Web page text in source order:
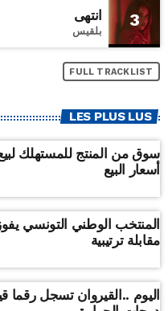
3 انتهى
بلقيس
FULL TRACKLIST
LES PLUS LUS
سوق من المنتج للمستهلك
أسعار البيع
المنتخب الوطني التونسي
مقابلة ترتيبية
اليوم ..القيروان تسجل رقما